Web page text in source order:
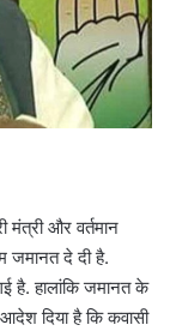
मंत्री और वर्तमान
जमानत दे दी है.
है. हालांकि जमानत के
दिया है कि कवासी